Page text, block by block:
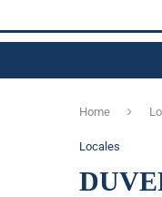
Home
Locales